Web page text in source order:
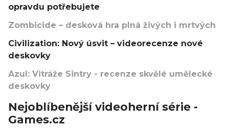
opravdu potřebujete
Zombicide – desková hra plná živých i mrtvých
Civilization: Nový úsvit – videorecenze nové
deskovky
Azul: Vitráže Sintry - recenze skvělé umělecké
deskovky
Nejoblíbenější videoherní série -
Games.cz